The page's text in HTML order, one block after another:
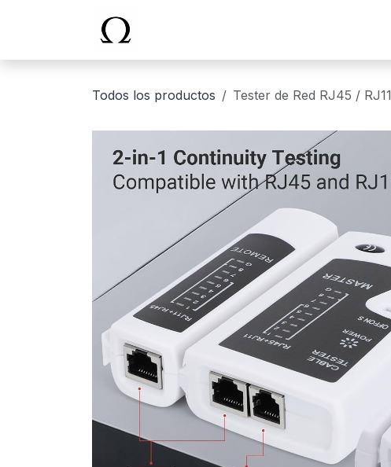
Todos los productos Tester de Red RJ45 / RJ11